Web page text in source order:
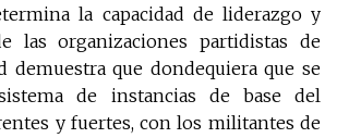
la capacidad de liderazgo y
las organizaciones partidistas de
demuestra que dondequiera que se
de instancias de base del
y fuertes, con los militantes de